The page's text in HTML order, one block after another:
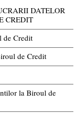
DATELOR
CREDIT
de Credit
de Credit
la Biroul de